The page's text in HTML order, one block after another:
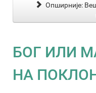
Опширније:
БОГ ИЛИ
НА